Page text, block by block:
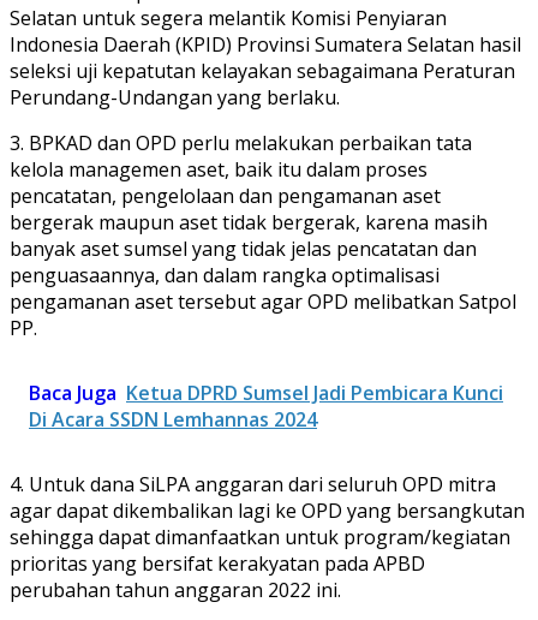
Selatan untuk segera melantik Komisi Penyiaran
Indonesia Daerah (KPID) Provinsi Sumatera Selatan hasil
seleksi uji kepatutan kelayakan sebagaimana Peraturan
Perundang-Undangan yang berlaku.
3. BPKAD dan OPD perlu melakukan perbaikan tata
kelola managemen aset, baik itu dalam proses
pencatatan, pengelolaan dan pengamanan aset
bergerak maupun aset tidak bergerak, karena masih
banyak aset sumsel yang tidak jelas pencatatan dan
penguasaannya, dan dalam rangka optimalisasi
pengamanan aset tersebut agar OPD melibatkan Satpol
PP.
Baca Juga Ketua DPRD Sumsel Jadi Pembicara Kunci
Di Acara SSDN Lemhannas 2024
4. Untuk dana SiLPA anggaran dari seluruh OPD mitra
agar dapat dikembalikan lagi ke OPD yang bersangkutan
sehingga dapat dimanfaatkan untuk program/kegiatan
prioritas yang bersifat kerakyatan pada APBD
perubahan tahun anggaran 2022 ini.